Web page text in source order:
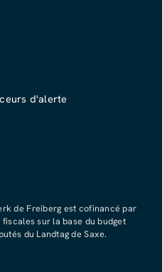
d'alerte
de Freiberg est cofinancé par
sur la base du budget
du Landtag de Saxe.